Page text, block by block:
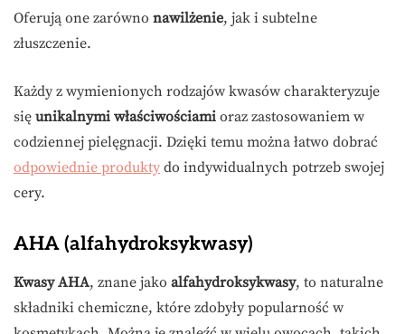
Oferują one zarówno nawilżenie, jak i subtelne
złuszczenie.
Każdy z wymienionych rodzajów kwasów charakteryzuje
się unikalnymi właściwościami oraz zastosowaniem w
codziennej pielęgnacji. Dzięki temu można łatwo dobrać
odpowiednie produkty do indywidualnych potrzeb swojej
cery.
AHA (alfahydroksykwasy)
Kwasy AHA, znane jako alfahydroksykwasy, to naturalne
składniki chemiczne, które zdobyły popularność w